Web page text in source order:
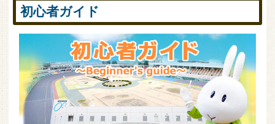
初心者ガイド